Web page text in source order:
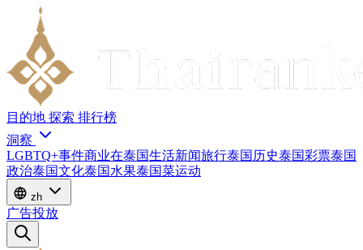
目的地 探索 排行榜
洞察
LGBTQ+事件商业在泰国生活新闻旅行泰国历史泰国彩票泰国
政治泰国文化泰国水果泰国菜运动
zh
广告投放